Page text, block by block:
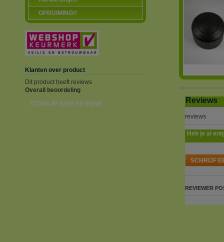
OPRUIMING!!
Klanten over product
Dit product heeft reviews
Overall beoordeling
SCHRIJF EEN REVIEW Reviews
reviews
Heb je al
SCHRIJF
REVIEWER